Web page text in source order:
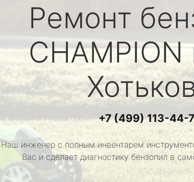
Ремонт
CHAMPION
+7 (499) 113-44-
Наш инженер с полным инвентарем
Вас и сделает диагностику бензопил в